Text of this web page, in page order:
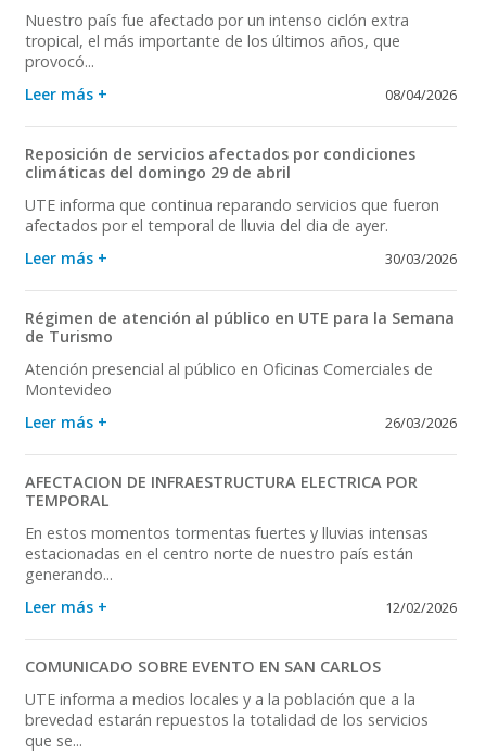
Nuestro país fue afectado por un intenso ciclón extra
tropical, el más importante de los últimos años, que
provocó...
Leer más +
08/04/2026
Reposición de servicios afectados por condiciones
climáticas del domingo 29 de abril
UTE informa que continua reparando servicios que fueron
afectados por el temporal de lluvia del dia de ayer.
Leer más +
30/03/2026
Régimen de atención al público en UTE para la Semana
de Turismo
Atención presencial al público en Oficinas Comerciales de
Montevideo
Leer más +
26/03/2026
AFECTACION DE INFRAESTRUCTURA ELECTRICA POR
TEMPORAL
En estos momentos tormentas fuertes y lluvias intensas
estacionadas en el centro norte de nuestro país están
generando...
Leer más +
12/02/2026
COMUNICADO SOBRE EVENTO EN SAN CARLOS
UTE informa a medios locales y a la población que a la
brevedad estarán repuestos la totalidad de los servicios
que se...